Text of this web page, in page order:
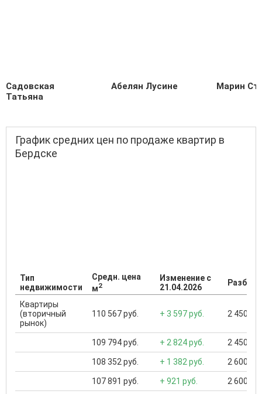
Садовская
Татьяна
Абелян Лусине Марин
График средних цен по продаже квартир в
Бердске
Тип
недвижимости
Средн. цена
м2
Изменение с
21.04.2026
Квартиры
(вторичный
рынок)
110 567 руб. + 3 597 руб. 2 450
109 794 руб. + 2 824 руб. 2 450
108 352 руб. + 1 382 руб. 2 600
107 891 руб. + 921 руб. 2 600